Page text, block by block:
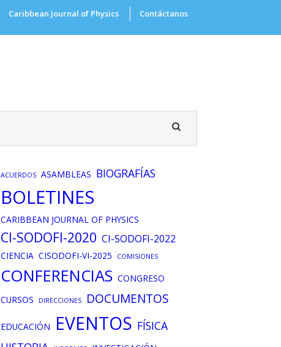
Caribbean Journal of Physics Contáctanos
ACUERDOS ASAMBLEAS BIOGRAFÍAS
BOLETINES
CARIBBEAN JOURNAL OF PHYSICS
CI-SODOFI-2020 CI-SODOFI-2022
CIENCIA CISODOFI-VI-2025 COMISIONES
CONFERENCIAS CONGRESO
CURSOS
DIRECCIONES DOCUMENTOS
EDUCACIÓN EVENTOS FÍSICA